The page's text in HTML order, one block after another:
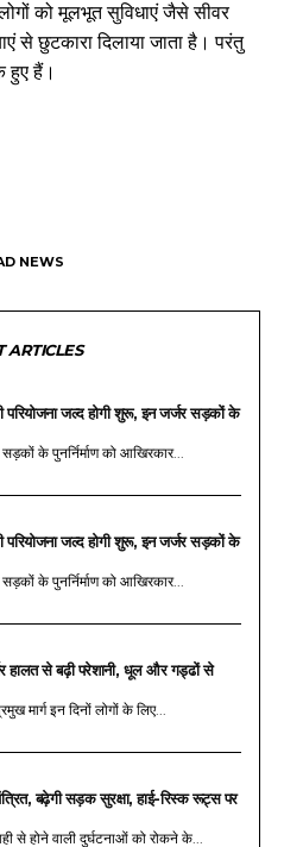
को मूलभूत सुविधाएं जैसे सीवर
से छुटकारा दिलाया जाता है। परंतु
हुए हैं।
NEWS
ARTICLES
जल्द होगी शुरू, इन जर्जर सड़कों के
के पुनर्निर्माण को आखिरकार...
जल्द होगी शुरू, इन जर्जर सड़कों के
के पुनर्निर्माण को आखिरकार...
हालत से बढ़ी परेशानी, धूल और गड्ढों से
मार्ग इन दिनों लोगों के लिए...
बढ़ेगी सड़क सुरक्षा, हाई-रिस्क रूट्स पर
से होने वाली दुर्घटनाओं को रोकने के...